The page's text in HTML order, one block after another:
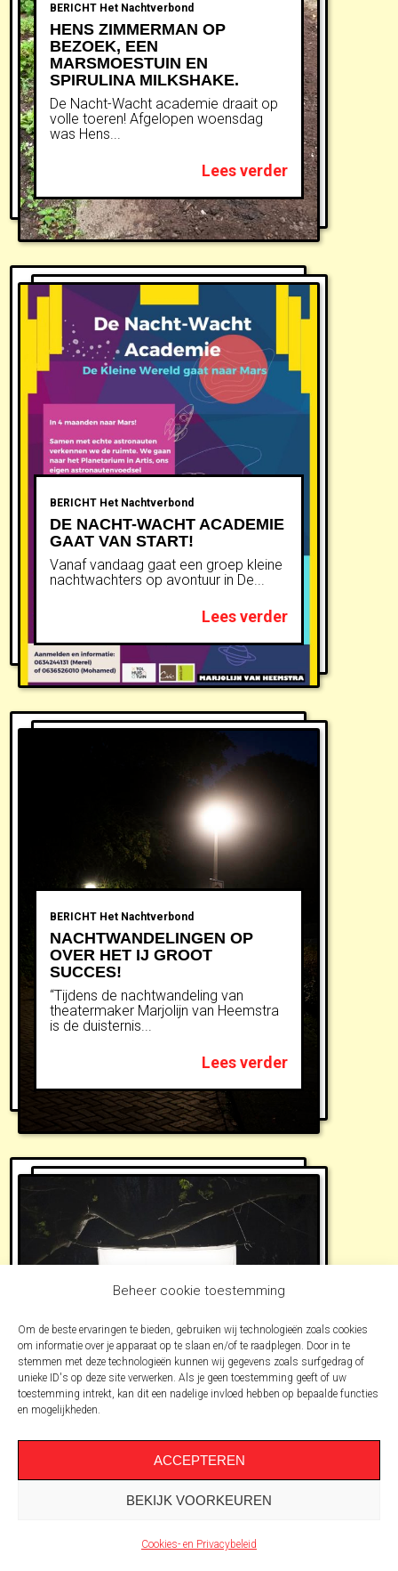
Beheer cookie toestemming
Om de beste ervaringen te bieden, gebruiken wij technologieën zoals cookies
om informatie over je apparaat op te slaan en/of te raadplegen. Door in te
stemmen met deze technologieën kunnen wij gegevens zoals surfgedrag of
unieke ID's op deze site verwerken. Als je geen toestemming geeft of uw
toestemming intrekt, kan dit een nadelige invloed hebben op bepaalde functies
en mogelijkheden.
ACCEPTEREN
BEKIJK VOORKEUREN
Cookies- en Privacybeleid
BERICHT Het Nachtverbond
HENS ZIMMERMAN OP
BEZOEK, EEN
MARSMOESTUIN EN
SPIRULINA MILKSHAKE.
De Nacht-Wacht academie draait op
volle toeren! Afgelopen woensdag
was Hens...
Lees verder
BERICHT Het Nachtverbond
DE NACHT-WACHT ACADEMIE
GAAT VAN START!
Vanaf vandaag gaat een groep kleine
nachtwachters op avontuur in De...
Lees verder
BERICHT Het Nachtverbond
NACHTWANDELINGEN OP
OVER HET IJ GROOT
SUCCES!
“Tijdens de nachtwandeling van
theatermaker Marjolijn van Heemstra
is de duisternis...
Lees verder
BERICHT Het Nachtverbond
DE NACHT-WACHT OP OVER
Wil je graag meewandelen met De
Lees verder